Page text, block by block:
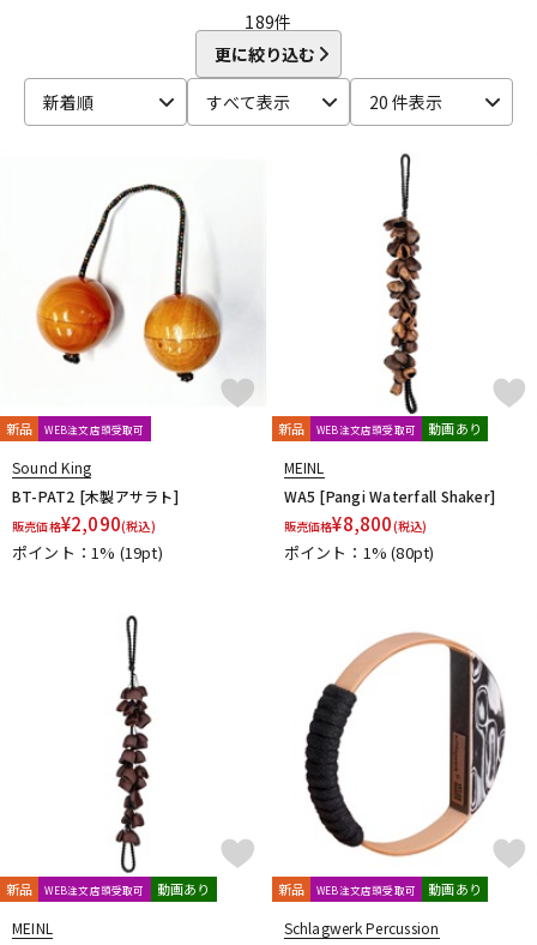
その他楽器
アンプ エフェクター
DJ機器
DTM オンライン納品 レコーディング機器
配信/ライブ機器 楽器アクセサリ
Kikutani KORG
La Rosa Percussion LiME LP MAHALO
MAPEX
MAXTONE
MEINL Melody Merry NATAL
No Brand
Protection Racket
RhythmTech
SABIAN
Schlagwerk Percussion
Sound King
SUZUKI
TAMA TELLO
TREE WORKS
TYCOON PERCUSSION
UFIP YAMAHA
キョーリツ 喜楽器ガンクドラム
小出 koide
MAJIDDRUMS
189件
更に絞り込む
新着順
すべて表示 20 件表示
新品 WEB注文店頭受取可
Sound King
BT-PAT2 [木製アサラト]
販売価格¥2,090(税込)
ポイント：1% (19pt)
新品 WEB注文店頭受取可 動画あり
MEINL
WA5 [Pangi Waterfall Shaker]
販売価格¥8,800(税込)
ポイント：1%(80pt)
新品 WEB注文店頭受取可 動画あり
MEINL
新品 WEB注文店頭受取可 動画あり
Schlagwerk Percussion